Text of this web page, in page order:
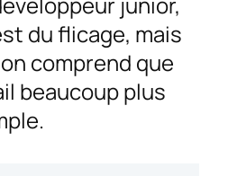
du flicage, mais
comprend que
beaucoup plus